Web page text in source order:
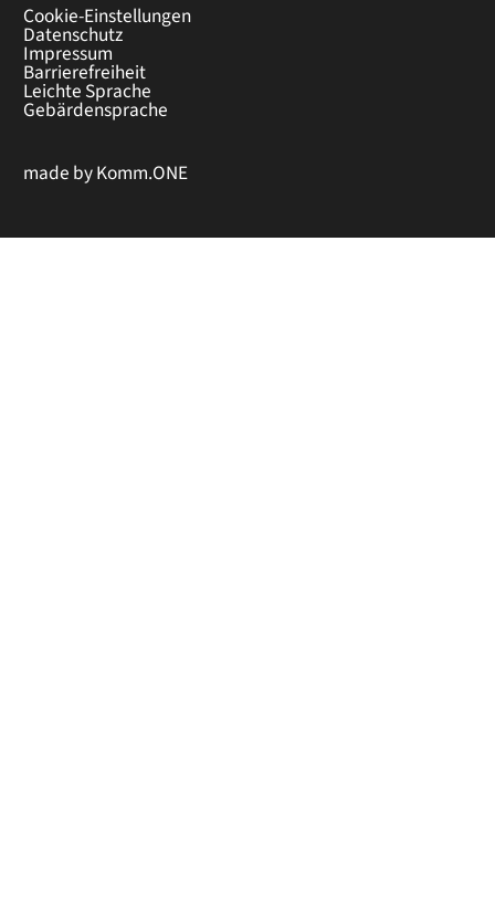
Cookie-Einstellungen
Datenschutz
Impressum
Barrierefreiheit
Leichte Sprache
Gebärdensprache
made byKomm.ONE